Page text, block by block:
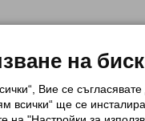
за използване на
политика за личните данни
на
Вие се
всички“ ще се